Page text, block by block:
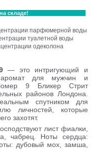
складе!
парфюмерной воды
туалетной воды
одеколона
— это интригующий и
аромат для мужчин и
9 Бликер Стрит
районов Лондона.
спутником для
личностей, которые
захотят.
лист фиалки,
чабрец. Ноты сердца:
дубовый мох, замша,